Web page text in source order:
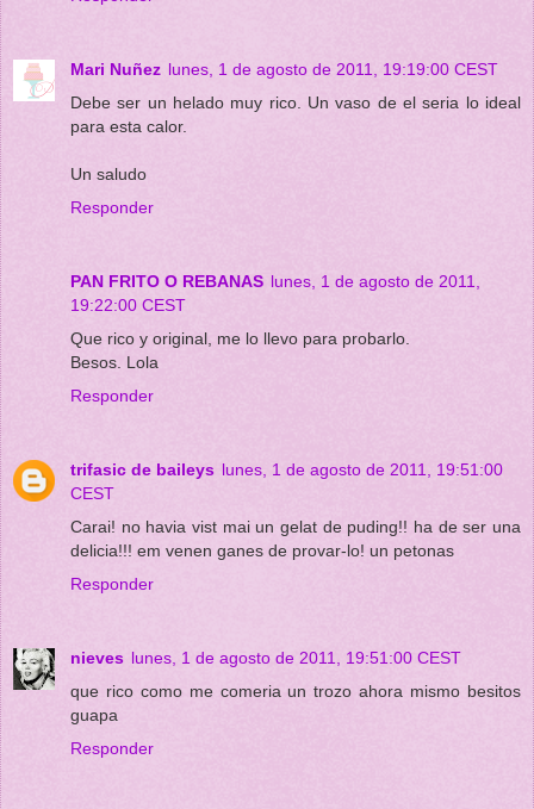
Mari Nuñez lunes, 1 de agosto de 2011, 19:19:00 CEST
Debe ser un helado muy rico. Un vaso de el seria lo ideal
para esta calor.
Un saludo
Responder
PAN FRITO O REBANAS lunes, 1 de agosto de 2011,
19:22:00 CEST
Que rico y original, me lo llevo para probarlo.
Besos. Lola
Responder
trifasic de baileys lunes, 1 de agosto de 2011, 19:51:00
CEST
Carai! no havia vist mai un gelat de puding!! ha de ser una
delicia!!! em venen ganes de provar-lo! un petonas
Responder
nieves lunes, 1 de agosto de 2011, 19:51:00 CEST
que rico como me comeria un trozo ahora mismo besitos
guapa
Responder